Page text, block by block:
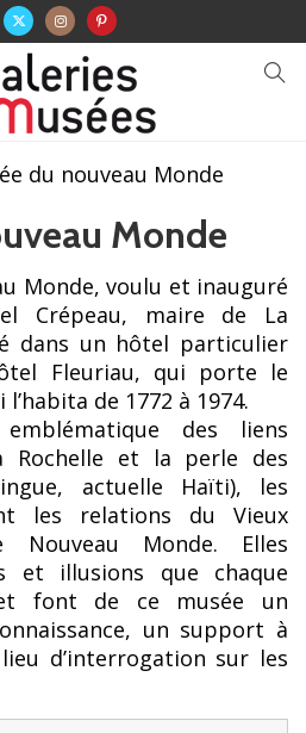
du nouveau Monde
Monde
Monde, voulu et inauguré
Crépeau, maire de La
dans un hôtel particulier
Fleuriau, qui porte le
de 1772 à 1974.
des liens
Rochelle et la perle des
actuelle Haïti), les
les relations du Vieux
Nouveau Monde. Elles
et illusions que chaque
et font de ce musée un
un support à
d’interrogation sur les